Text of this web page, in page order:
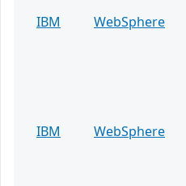
IBM WebSphere
IBM
WebSphere